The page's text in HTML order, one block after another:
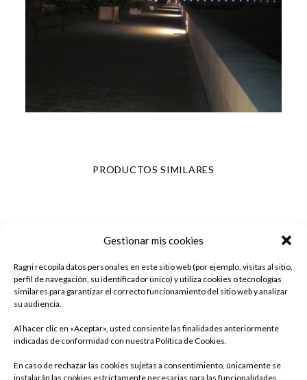
Gestionar mis cookies
Ragni recopila datos personales en este sitio web (por ejemplo, visitas al sitio,
perfil de navegación, su identificador único) y utiliza cookies o tecnologías
similares para garantizar el correcto funcionamiento del sitio web y analizar
su audiencia.
Al hacer clic en «Aceptar», usted consiente las finalidades anteriormente
indicadas de conformidad con nuestra Política de Cookies.
En caso de rechazar las cookies sujetas a consentimiento, únicamente se
instalarán las cookies estrictamente necesarias para las funcionalidades
PRODUCTOS SIMILARES